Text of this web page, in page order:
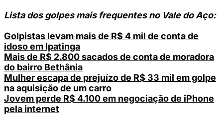
Lista dos golpes mais frequentes no Vale do Aço:
Golpistas levam mais de R$ 4 mil de conta de
idoso em Ipatinga
Mais de R$ 2.800 sacados de conta de moradora
do bairro Bethânia
Mulher escapa de prejuízo de R$ 33 mil em golpe
na aquisição de um carro
Jovem perde R$ 4.100 em negociação de iPhone
pela internet